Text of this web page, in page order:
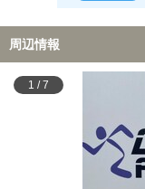
周辺情報
1 /7